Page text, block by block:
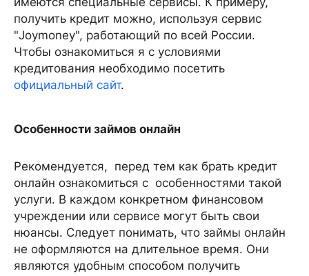
получить кредит можно, используя сервис
"Joymoney", работающий по всей России.
Чтобы ознакомиться я с условиями
кредитования необходимо посетить
официальный сайт.
Особенности займов онлайн
Рекомендуется, перед тем как брать кредит
онлайн ознакомиться с особенностями такой
услуги. В каждом конкретном финансовом
учреждении или сервисе могут быть свои
нюансы. Следует понимать, что займы онлайн
не оформляются на длительное время. Они
являются удобным способом получить